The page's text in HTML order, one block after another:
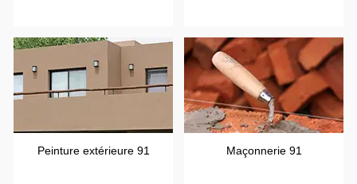
Peinture extérieure 91 Maçonnerie 91